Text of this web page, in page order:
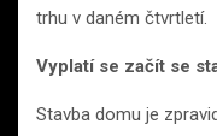
trhu v daném čtvrtletí.
Vyplatí se začít se
Stavba domu je